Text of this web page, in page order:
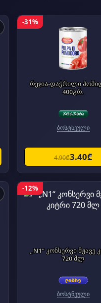
-31%
რეჯია-დაჭრილი
400გრ.
ბოსტნეული
4.90₾3.40₾
-12%
„N1“ კონსერვი მჟავე
720 მლ
ბოსტნეული